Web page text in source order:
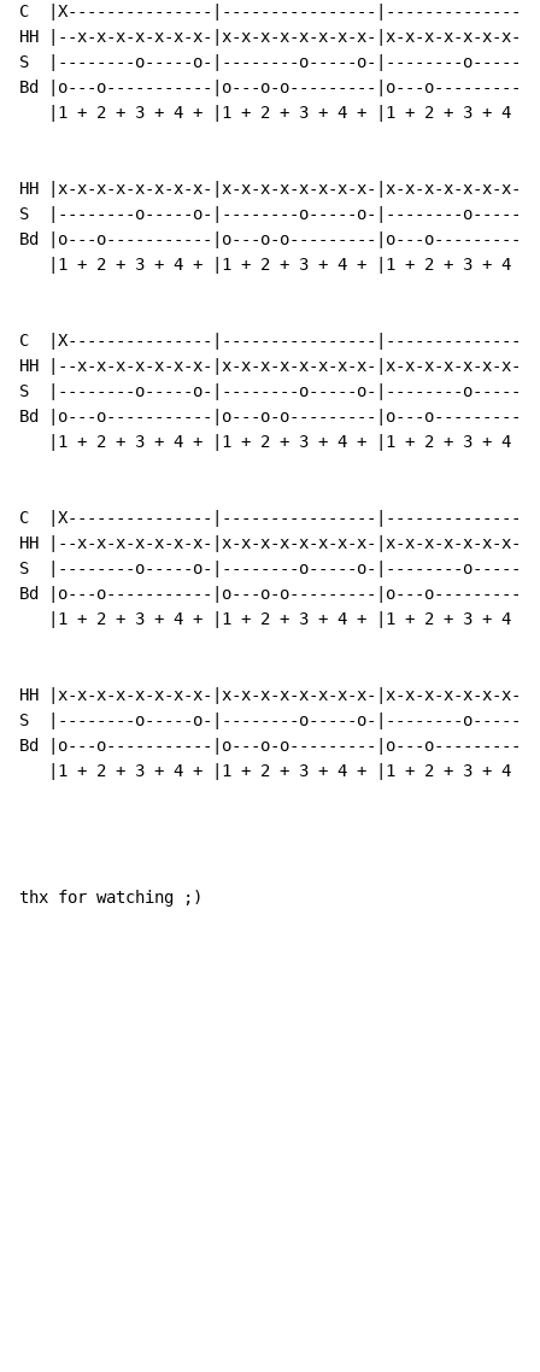
C  |X---------------|----------------
HH |--x-x-x-x-x-x-x-|x-x-x-x-x-x-x-x-|x-x-x-x-x-x-x-
S  |--------o-----o-|--------o-----o-|--------o-----
Bd |o---o-----------|o---o-o---------|o---
|1 + 2 + 3 + 4 + |1 + 2 + 3 + 4 + |1 + 2 + 3 + 4 +
HH |x-x-x-x-x-x-x-x-|x-x-x-x-x-x-x-x-|x-x-x-x-x-x-
S  |--------o-----o-|--------o-----o-|--------o-----
Bd |o---o-----------|o---o-o---------|o---
|1 + 2 + 3 + 4 + |1 + 2 + 3 + 4 + |1 + 2 + 3 + 4 +
C  |X---------------|----------------
HH |--x-x-x-x-x-x-x-|x-x-x-x-x-x-x-x-|x-x-x-x-x-x-x-
S  |--------o-----o-|--------o-----o-|--------o-----
Bd |o---o-----------|o---o-o---------|o---
|1 + 2 + 3 + 4 + |1 + 2 + 3 + 4 + |1 + 2 + 3 + 4 +
C  |X---------------|----------------
HH |--x-x-x-x-x-x-x-|x-x-x-x-x-x-x-x-|x-x-x-x-x-x-x-
S  |--------o-----o-|--------o-----o-|--------o-----
Bd |o---o-----------|o---o-o---------|o---
|1 + 2 + 3 + 4 + |1 + 2 + 3 + 4 + |1 + 2 + 3 + 4 +
HH |x-x-x-x-x-x-x-x-|x-x-x-x-x-x-x-x-|x-x-x-x-x-x-x-
S  |--------o-----o-|--------o-----o-|--------o-----
Bd |o---o-----------|o---o-o---------|o---
|1 + 2 + 3 + 4 + |1 + 2 + 3 + 4 + |1 + 2 + 3 + 4 +
thx for watching ;)